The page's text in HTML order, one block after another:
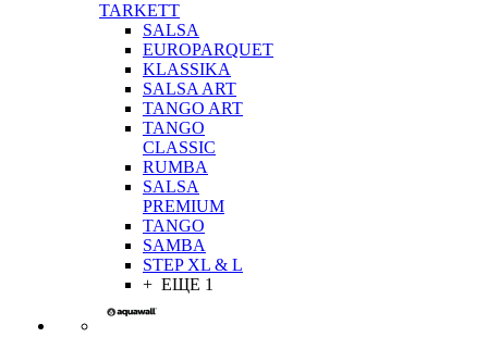
TARKETT
SALSA
EUROPARQUET
KLASSIKA
SALSA ART
TANGO ART
TANGO
CLASSIC
RUMBA
SALSA
PREMIUM
TANGO
SAMBA
STEP XL & L
+ ЕЩЕ 1